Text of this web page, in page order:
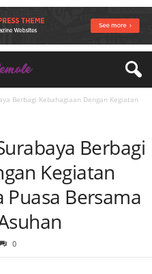
Berbagi Kebahagiaan Dengan Kegiatan
Berbagi
Kegiatan
Bersama
0